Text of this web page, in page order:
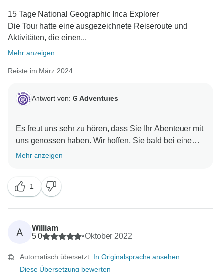
15 Tage National Geographic Inca Explorer
Die Tour hatte eine ausgezeichnete Reiseroute und
Aktivitäten, die einen...
Mehr anzeigen
Reiste im März 2024
Antwort von: G Adventures
Es freut uns sehr zu hören, dass Sie Ihr Abenteuer mit
uns genossen haben. Wir hoffen, Sie bald bei einem
Mehr anzeigen
1
A
William
5,0
•Oktober 2022
Automatisch übersetzt. In Originalsprache ansehen
Diese Übersetzung bewerten